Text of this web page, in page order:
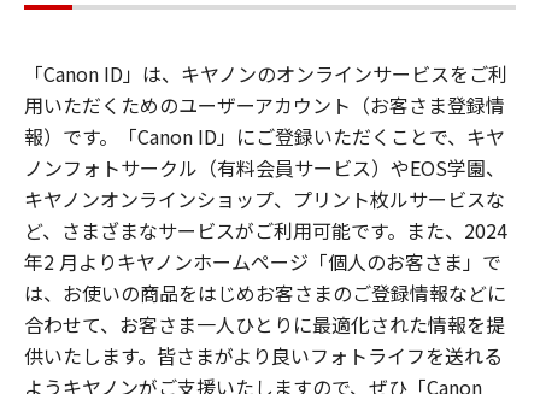
「Canon ID」は、キヤノンのオンラインサービスをご利
用いただくためのユーザーアカウント（お客さま登録情
報）です。「Canon ID」にご登録いただくことで、キヤ
ノンフォトサークル（有料会員サービス）やEOS学園、
キヤノンオンラインショップ、プリント枚ルサービスな
ど、さまざまなサービスがご利用可能です。また、2024
年2 月よりキヤノンホームページ「個人のお客さま」で
は、お使いの商品をはじめお客さまのご登録情報などに
合わせて、お客さま一人ひとりに最適化された情報を提
供いたします。皆さまがより良いフォトライフを送れる
ようキヤノンがご支援いたしますので、ぜひ「Canon